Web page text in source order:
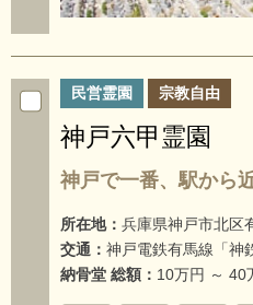
民営霊園 宗教自由
神戸六甲霊園
神戸で一番、駅から
所在地： 兵庫県神戸市北区
交通： 神戸電鉄有馬線「神
納骨堂 総額： 10万円 ～ 40